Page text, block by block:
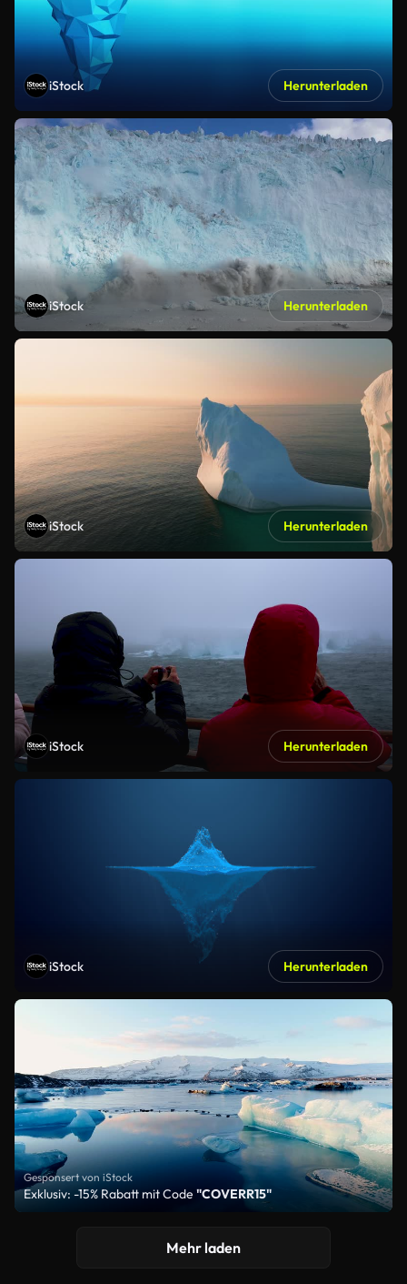
iStock Herunterladen
iStock Herunterladen
iStock Herunterladen
iStock Herunterladen
iStock Herunterladen
Gesponsert von iStock
Exklusiv: -15% Rabatt mit Code "COVERR15"
Mehr laden